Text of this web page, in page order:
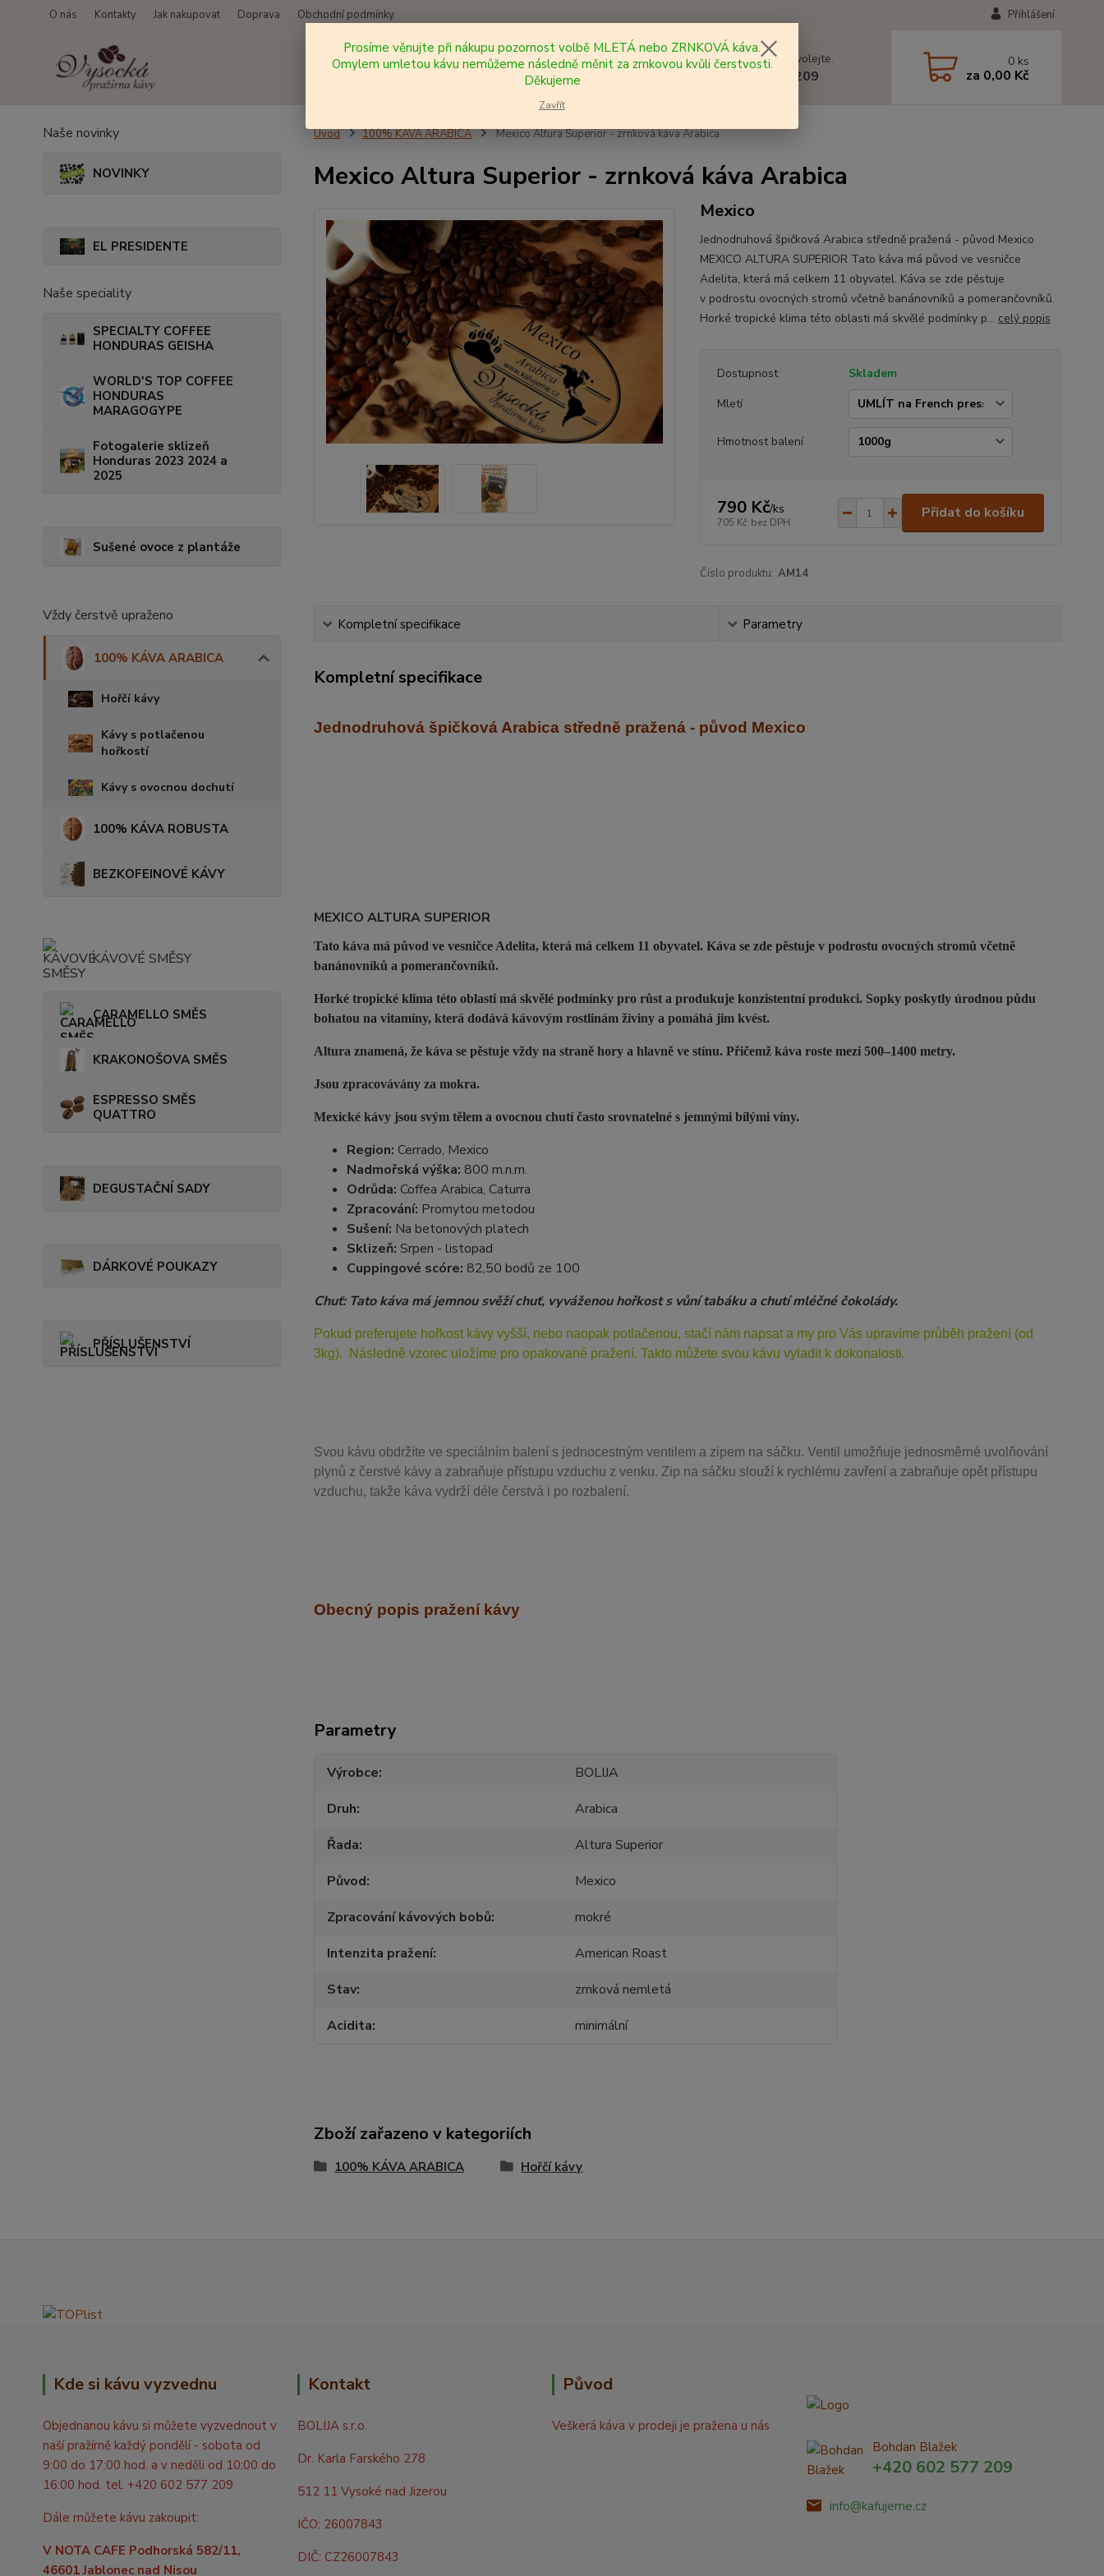
O nás Kontakty Jak nakupovat Doprava Obchodní podmínky Přihlášení
Hledat Nevíte si rady? Zavolejte.
+420 602 577 209
0 ks
za 0,00 Kč
Naše novinky
NOVINKY
EL PRESIDENTE
Naše speciality
SPECIALTY COFFEE
HONDURAS GEISHA
WORLD'S TOP COFFEE
HONDURAS
MARAGOGYPE
Fotogalerie sklizeň
Honduras 2023 2024 a
2025
Sušené ovoce z plantáže
Vždy čerstvě upraženo
100% KÁVA ARABICA
Hořčí kávy
Kávy s potlačenou
hořkostí
Kávy s ovocnou dochutí
100% KÁVA ROBUSTA
BEZKOFEINOVÉ KÁVY
KÁVOVÉ SMĚSY
CARAMELLO SMĚS
KRAKONOŠOVA SMĚS
ESPRESSO SMĚS
QUATTRO
DEGUSTAČNÍ SADY
DÁRKOVÉ POUKAZY
PŘÍSLUŠENSTVÍ
Úvod 100% KÁVA ARABICA Mexico Altura Superior - zrnková káva Arabica
Mexico Altura Superior - zrnková káva Arabica
Mexico
Jednodruhová špičková Arabica středně pražená - původ Mexico
MEXICO ALTURA SUPERIOR Tato káva má původ ve vesničce
Adelita, která má celkem 11 obyvatel. Káva se zde pěstuje
v podrostu ovocných stromů včetně banánovníků a pomerančovníků.
Horké tropické klima této oblasti má skvělé podmínky p... celý popis
Dostupnost
Skladem
Mletí
Hmotnost balení
790 Kč/ks
705 Kč bez DPH
Přidat do košíku
Číslo produktu: AM14
Kompletní specifikace Parametry
Kompletní specifikace
Jednodruhová špičková Arabica středně pražená - původ Mexico
MEXICO ALTURA SUPERIOR
Tato káva má původ ve vesničce Adelita, která má celkem 11 obyvatel. Káva se zde pěstuje v podrostu ovocných stromů včetně
banánovníků a pomerančovníků.
Horké tropické klima této oblasti má skvělé podmínky pro růst a produkuje konzistentní produkci. Sopky poskytly úrodnou půdu
bohatou na vitamíny, která dodává kávovým rostlinám živiny a pomáhá jim kvést.
Altura znamená, že káva se pěstuje vždy na straně hory a hlavně ve stínu. Přičemž káva roste mezi 500–1400 metry.
Jsou zpracovávány za mokra.
Mexické kávy jsou svým tělem a ovocnou chutí často srovnatelné s jemnými bílými víny.
Region: Cerrado, Mexico
Nadmořská výška: 800 m.n.m.
Odrůda: Coffea Arabica, Caturra
Zpracování: Promytou metodou
Sušení: Na betonových platech
Sklizeň: Srpen - listopad
Cuppingové scóre: 82,50 bodů ze 100
Chuť: Tato káva má jemnou svěží chuť, vyváženou hořkost s vůní tabáku a chutí mléčné čokolády.
Pokud preferujete hořkost kávy vyšší, nebo naopak potlačenou, stačí nám napsat a my pro Vás upravíme průběh pražení (od
3kg). Následně vzorec uložíme pro opakované pražení. Takto můžete svou kávu vyladit k dokonalosti.
Svou kávu obdržíte ve speciálním balení s jednocestným ventilem a zipem na sáčku. Ventil umožňuje jednosměrné uvolňování
plynů z čerstvé kávy a zabraňuje přístupu vzduchu z venku. Zip na sáčku slouží k rychlému zavření a zabraňuje opět přístupu
vzduchu, takže káva vydrží déle čerstvá i po rozbalení.
Obecný popis pražení kávy
Parametry
Výrobce
BOLIJA
Druh
Arabica
Řada
Altura Superior
Původ
Mexico
Zpracování kávových bobů
mokré
Intenzita pražení
American Roast
Stav
zrnková nemletá
Acidita
minimální
Zboží zařazeno v kategoriích
100% KÁVA ARABICA Hořčí kávy
Kde si kávu vyzvednu
Objednanou kávu si můžete vyzvednout v
naší pražírně každý pondělí - sobota od
9:00 do 17:00 hod. a v neděli od 10:00 do
16:00 hod. tel. +420 602 577 209
Dále můžete kávu zakoupit:
V NOTA CAFE Podhorská 582/11,
46601 Jablonec nad Nisou
Kontakt
BOLIJA s.r.o.
Dr. Karla Farského 278
512 11 Vysoké nad Jizerou
IČO: 26007843
DIČ: CZ26007843
Původ
Veškerá káva v prodeji je pražena u nás
Bohdan Blažek
+420 602 577 209
info@kafujeme.cz
Prosíme věnujte při nákupu pozornost volbě MLETÁ nebo ZRNKOVÁ káva.
Omylem umletou kávu nemůžeme následně měnit za zrnkovou kvůli čerstvosti.
Děkujeme
Zavřít